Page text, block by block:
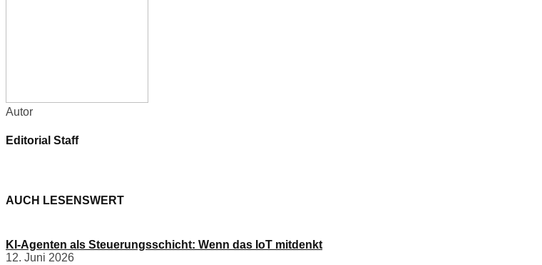
Autor
Editorial Staff
AUCH LESENSWERT
KI-Agenten als Steuerungsschicht: Wenn das IoT mitdenkt
12. Juni 2026